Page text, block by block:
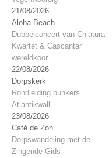
21/08/2026
Aloha Beach
Dubbelconcert van Chiatura
Kwartet & Cascantar
wereldkoor
22/08/2026
Dorpskerk
Rondleiding bunkers
Atlantikwall
23/08/2026
Café de Zon
Dorpswandeling met de
Zingende Gids